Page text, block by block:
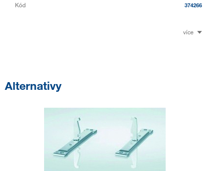
Kód 374266
více
Alternativy